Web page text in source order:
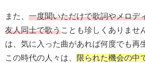
また、 一度聞いただけで歌詞やメロデ
友人同士で歌うことも珍しくありませ
は、気に入った曲があれば何度でも再
この時代の人々は、
限られた機会の中